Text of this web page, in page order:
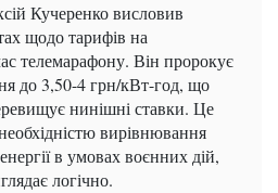
Кучеренко висловив
щодо тарифів на
телемарафону. Він пророкує
до 3,50-4 грн/кВт-год, що
нинішні ставки. Це
вирівнювання
в умовах воєнних дій,
логічно.